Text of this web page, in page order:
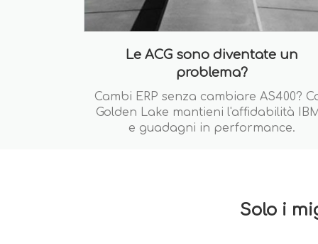
Le ACG sono diventate un
problema?
Cambi ERP senza cambiare AS400?
Golden Lake mantieni l'affidabilità
e guadagni in performance.
Solo i